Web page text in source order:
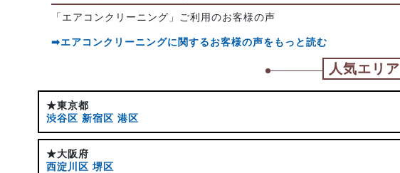
「エアコンクリーニング」ご利用のお客様の声
➡エアコンクリーニングに関するお客様の声をもっと読む
人気エリア
★東京都
渋谷区 新宿区 港区
★大阪府
西淀川区 堺区